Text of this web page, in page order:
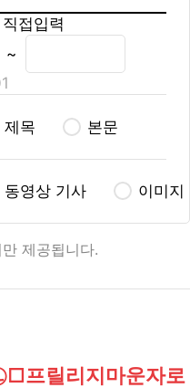
직접입력
~
제목 본문
동영상 기사 이미지
제공됩니다.
프릴리지마운자로